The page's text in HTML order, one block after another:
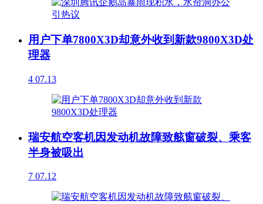
用户下单7800X3D却意外收到新款9800X3D处
理器
4 07.13
瑞安航空客机因发动机故障致舷窗破裂、乘客
半身被吸出
7 07.12